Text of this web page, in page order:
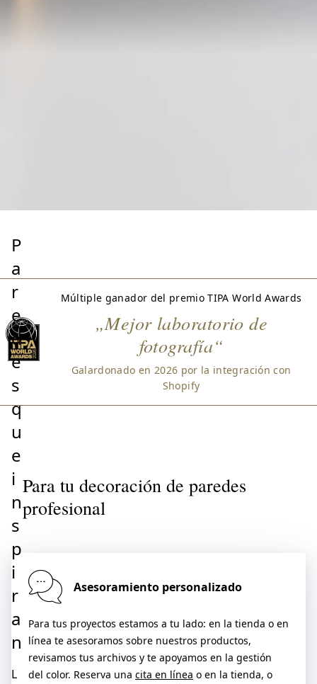
P
a
r
e
d
e
s
q
u
e
i
n
s
p
i
r
a
n
L
Múltiple ganador del premio TIPA World Awards
„Mejor laboratorio de
fotografía“
Galardonado en 2026 por la integración con
Shopify
Para tu decoración de paredes
profesional
Asesoramiento personalizado
Para tus proyectos estamos a tu lado: en la tienda o en
línea te asesoramos sobre nuestros productos,
revisamos tus archivos y te apoyamos en la gestión
del color. Reserva una cita en línea o en la tienda, o